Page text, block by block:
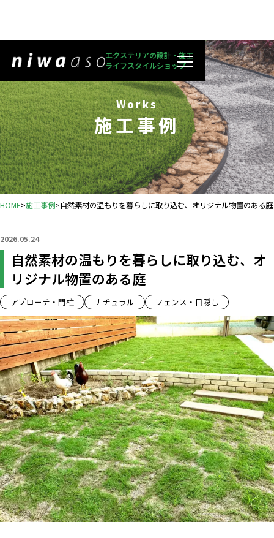
エクステリアの設計・施工
ライフスタイルショップ
Works
施工事例
HOME>施工事例>自然素材の温もりを暮らしに取り込む、オリジナル物置のある庭
2026.05.24
自然素材の温もりを暮らしに取り込む、オ
リジナル物置のある庭
アプローチ・門柱 ナチュラル フェンス・目隠し